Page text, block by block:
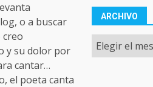
o a buscar
creo
y su dolor por
cantar…
el poeta canta
ARCHIVO
Archivo